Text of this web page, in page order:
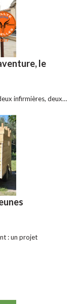
le
infirmières, deux…
: un projet